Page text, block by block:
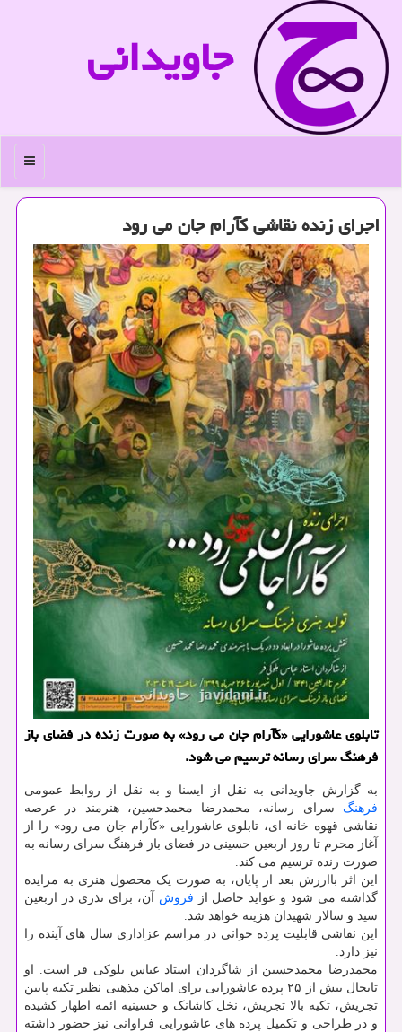
جاویدانی
منو
اجرای زنده نقاشی كآرام جان می رود
تابلوی عاشورایی «كآرام جان می رود» به صورت زنده در فضای باز
فرهنگ سرای رسانه ترسیم می شود.
به گزارش جاویدانی به نقل از ایسنا و به نقل از روابط عمومی
فرهنگ سرای رسانه، محمدرضا محمدحسین، هنرمند در عرصه
نقاشی قهوه خانه ای، تابلوی عاشورایی «کآرام جان می رود» را از
آغاز محرم تا روز اربعین حسینی در فضای باز فرهنگ سرای رسانه به
صورت زنده ترسیم می کند.
این اثر باارزش بعد از پایان، به صورت یک محصول هنری به مزایده
گذاشته می شود و عواید حاصل از فروش آن، برای نذری در اربعین
سید و سالار شهیدان هزینه خواهد شد.
این نقاشی قابلیت پرده خوانی در مراسم عزاداری سال های آینده را
نیز دارد.
محمدرضا محمدحسین از شاگردان استاد عباس بلوکی فر است. او
تابحال بیش از ۲۵ پرده عاشورایی برای اماکن مذهبی نظیر تکیه پایین
تجریش، تکیه بالا تجریش، نخل کاشانک و حسینیه ائمه اطهار کشیده
و در طراحی و تکمیل پرده های عاشورایی فراوانی نیز حضور داشته